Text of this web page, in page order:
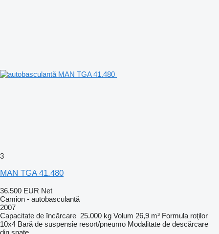
3
MAN TGA 41.480
36.500 EUR Net
Camion - autobasculantă
2007
Capacitate de încărcare 25.000 kg Volum 26,9 m³ Formula roţilor
10x4 Bară de suspensie resort/pneumo Modalitate de descărcare
din spate